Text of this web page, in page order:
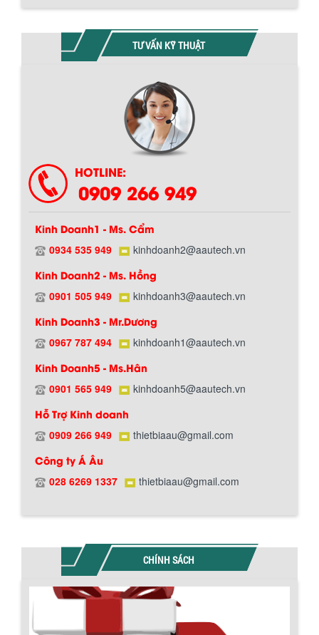
TƯ VẤN KỸ THUẬT
HOTLINE:
0909 266 949
Kinh Doanh1 - Ms. Cẩm
0934 535 949 kinhdoanh2@aautech.vn
Kinh Doanh2 - Ms. Hồng
0901 505 949 kinhdoanh3@aautech.vn
Kinh Doanh3 - Mr.Dương
0967 787 494 kinhdoanh1@aautech.vn
Kinh Doanh5 - Ms.Hân
0901 565 949 kinhdoanh5@aautech.vn
Hỗ Trợ Kinh doanh
0909 266 949 thietbiaau@gmail.com
Công ty Á Âu
028 6269 1337 thietbiaau@gmail.com
CHÍNH SÁCH
Chính sách giao hàng
Hướng dẫn thanh toán mua hàng
Chính sách bảo hành
BỒN CHỨA GIẢI NHIỆT SƠN, MỰC IN